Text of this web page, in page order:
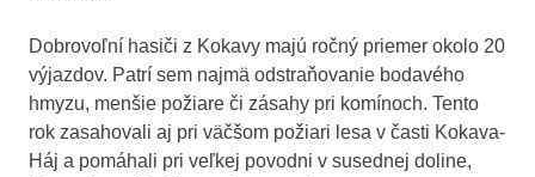
Dobrovoľní hasiči z Kokavy majú ročný priemer okolo 20
výjazdov. Patrí sem najmä odstraňovanie bodavého
hmyzu, menšie požiare či zásahy pri komínoch. Tento
rok zasahovali aj pri väčšom požiari lesa v časti Kokava-
Háj a pomáhali pri veľkej povodni v susednej doline,